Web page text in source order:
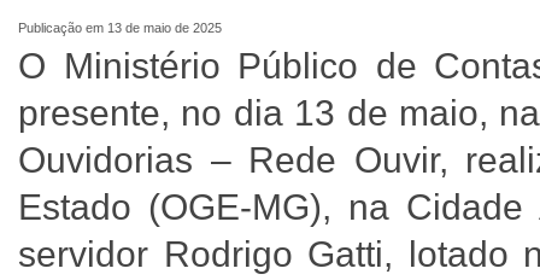
Publicação em 13 de maio de 2025
O Ministério Público de
presente, no dia 13 de maio,
Ouvidorias – Rede Ouvir,
Estado (OGE-MG), na
servidor Rodrigo Gatti, lotado